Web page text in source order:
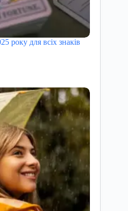
року для всіх знаків